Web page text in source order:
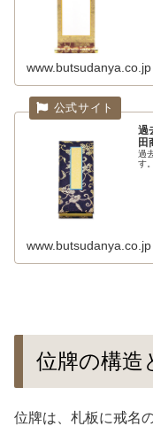
www.butsudanya.co.jp
過
田
過
す。
www.butsudanya.co.jp
位牌の構造
位牌は、札板に戒名